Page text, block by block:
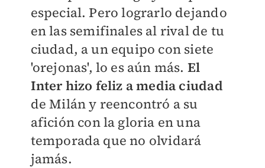
especial. Pero lograrlo dejando
en las semifinales al rival de tu
ciudad, a un equipo con siete
'orejonas', lo es aún más. El
Inter hizo feliz a media ciudad
de Milán y reencontró a su
afición con la gloria en una
temporada que no olvidará
jamás.